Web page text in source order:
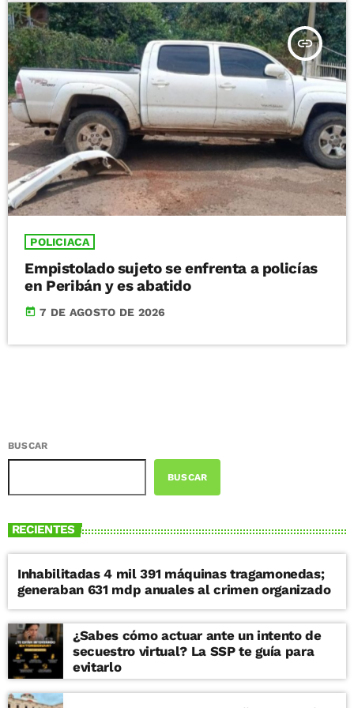
insert_link
POLICIACA
Empistolado sujeto se enfrenta a policías
en Peribán y es abatido
today 7 DE AGOSTO DE 2026
BUSCAR
BUSCAR
RECIENTES
Inhabilitadas 4 mil 391 máquinas tragamonedas;
generaban 631 mdp anuales al crimen organizado
¿Sabes cómo actuar ante un intento de
secuestro virtual? La SSP te guía para
evitarlo